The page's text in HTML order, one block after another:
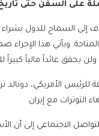
على السفن حتى
إلى السماح للدول
ويأتي هذا
يحقق عائداً مالياً كبيراً
الأمريكي، دونالد
التوترات مع إيران.
الاجتماعي إلى أن